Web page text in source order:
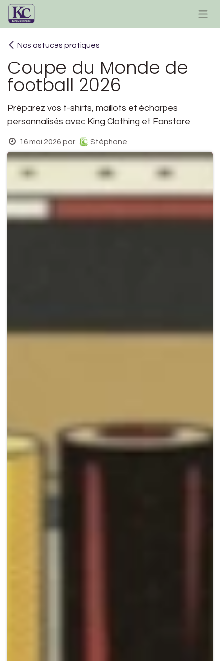
Se rendre au contenu
Nos astuces pratiques
Coupe du Monde de
football 2026
Préparez vos t-shirts, maillots et écharpes
personnalisés avec King Clothing et Fanstore
16 mai 2026 par Stéphane